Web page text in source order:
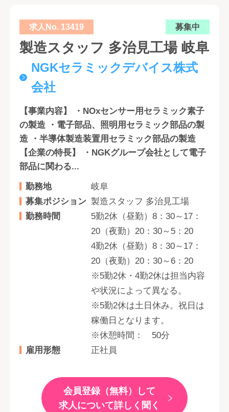
求人No. 13419 募集中
製造スタッフ 多治見工場 岐阜
NGKセラミックデバイス株式
会社
【事業内容】 ・NOxセンサー用セラミック素子
の製造 ・電子部品、照明用セラミック部品の製
造 ・半導体製造装置用セラミック部品の製造
【企業の特長】 ・NGKグループ会社として電子
部品に関わる...
勤務地
岐阜
募集ポジション 製造スタッフ 多治見工場
勤務時間
5勤2休（昼勤）8：30～17：
20（夜勤）20：30～5：20
4勤2休（昼勤）8：30～17：
20（夜勤）20：30～6：20
※5勤2休・4勤2休は担当内容
や状況によって異なる。
※5勤2休は土日休み。祝日は
稼働日となります。
※休憩時間： 50分
雇用形態
正社員
会員登録（無料）して
求人について詳しく聞く